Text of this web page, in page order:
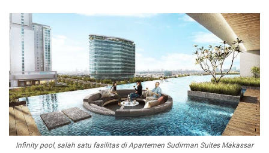
Infinity pool, salah satu fasilitas di Apartemen Sudirman Suites Makassar